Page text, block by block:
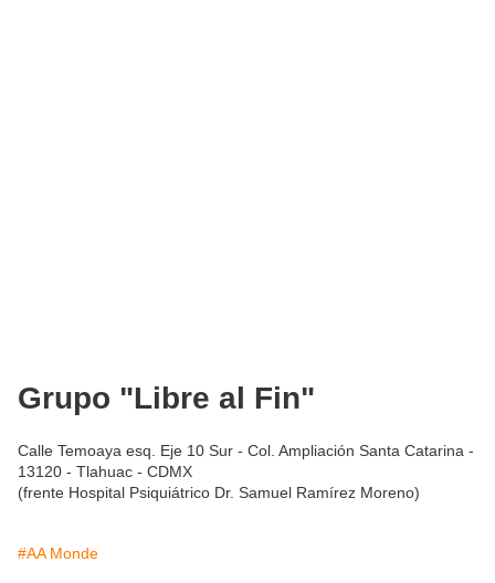
Grupo "Libre al Fin"
Calle Temoaya esq. Eje 10 Sur - Col. Ampliación Santa Catarina -
13120 - Tlahuac - CDMX
(frente Hospital Psiquiátrico Dr. Samuel Ramírez Moreno)
#AA Monde